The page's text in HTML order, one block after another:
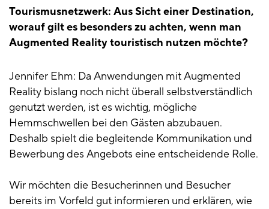
Tourismusnetzwerk: Aus Sicht einer Destination,
worauf gilt es besonders zu achten, wenn man
Augmented Reality touristisch nutzen möchte?
Jennifer Ehm: Da Anwendungen mit Augmented
Reality bislang noch nicht überall selbstverständlich
genutzt werden, ist es wichtig, mögliche
Hemmschwellen bei den Gästen abzubauen.
Deshalb spielt die begleitende Kommunikation und
Bewerbung des Angebots eine entscheidende Rolle.
Wir möchten die Besucherinnen und Besucher
bereits im Vorfeld gut informieren und erklären, wie